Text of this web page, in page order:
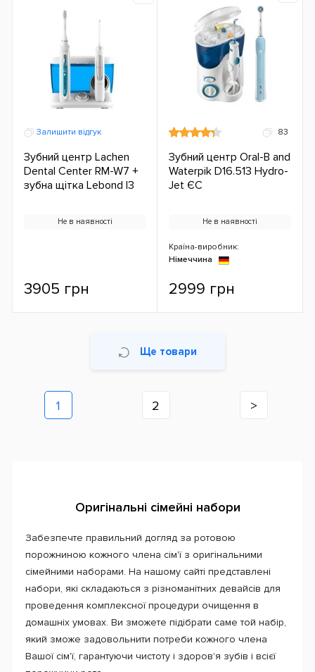
Залишити відгук
Зубний центр Lachen
Dental Center RM-W7 +
зубна щітка Lebond I3
Не в наявності
3905 грн
83
Зубний центр Oral-B and
Waterpik D16.513 Hydro-
Jet ЄС
Не в наявності
Країна-виробник:
Німеччина
2999 грн
Ще товари
1 2 >
Оригінальні сімейні набори
Забезпечте правильний догляд за ротовою
порожниною кожного члена сім'ї з оригінальними
сімейними наборами. На нашому сайті представлені
набори, які складаються з різноманітних девайсів для
проведення комплексної процедури очищення в
домашніх умовах. Ви зможете підібрати саме той набір,
який зможе задовольнити потреби кожного члена
Вашої сім'ї, гарантуючи чистоту і здоров'я зубів і всієї